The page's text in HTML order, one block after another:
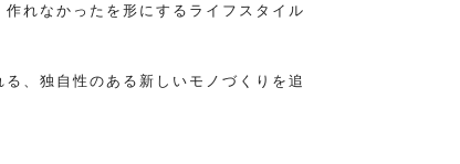
れなかったを形にするライフスタイル
、独自性のある新しいモノづくりを追